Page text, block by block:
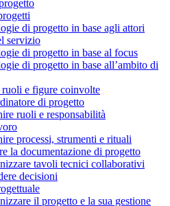
di progetto in base agli attori
servizio
di progetto in base al focus
di progetto in base all’ambito di
ruoli e figure coinvolte
di progetto
ruoli e responsabilità
processi, strumenti e rituali
la documentazione di progetto
tavoli tecnici collaborativi
decisioni
il progetto e la sua gestione